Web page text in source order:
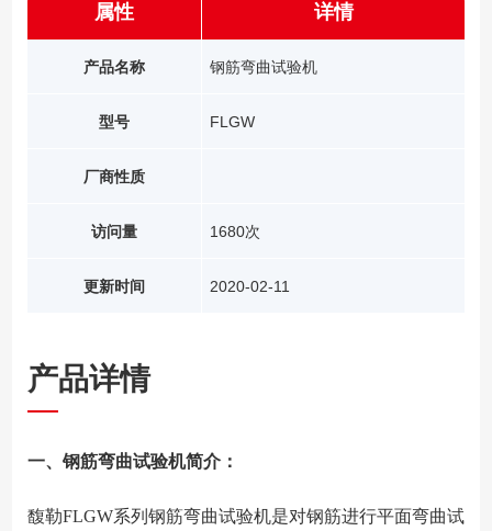
属性
产品名称
型号
厂商性质
访问量
更新时间
详情
钢筋弯曲试验机
FLGW
1680次
2020-02-11
产品详情
一、钢筋弯曲试验机简介：
馥勒FLGW系列钢筋弯曲试验机是对钢筋进行平面弯曲试